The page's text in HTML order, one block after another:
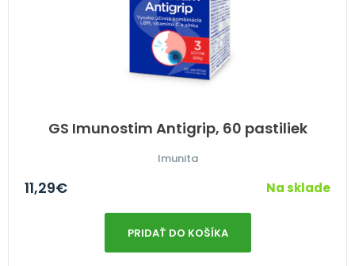
GS Imunostim Antigrip, 60 pastiliek
Imunita
11,29€ Na sklade
PRIDAŤ DO KOŠÍKA